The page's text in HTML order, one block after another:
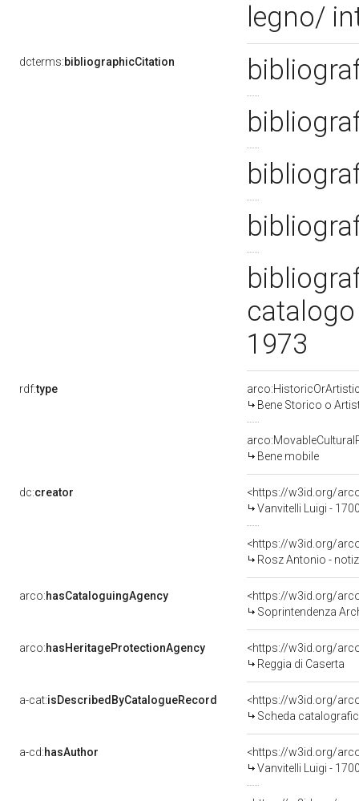
legno/
dcterms:bibliographicCitation
catalogo
1973
rdf:type
Bene Storico o
Bene mobile
dc:creator
<https://w3id.org/
Vanvitelli Luigi -
<https://w3id.org/
Rosz Antonio -
arco:hasCataloguingAgency
<https://w3id.org/
Soprintendenza
arco:hasHeritageProtectionAgency
<https://w3id.org/
Reggia di Caserta
a-cat:isDescribedByCatalogueRecord
<https://w3id.org/
Scheda
a-cd:hasAuthor
<https://w3id.org/
Vanvitelli Luigi -